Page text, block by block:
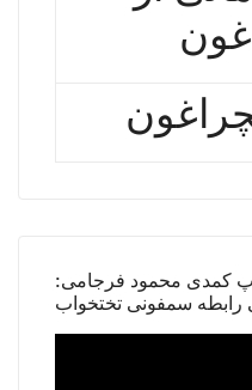
کمدی محمود فرجامی:
رابطه سمفونی تختخواب